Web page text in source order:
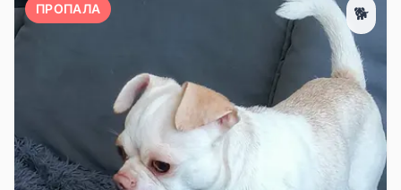
ПРОПАЛА 🐕